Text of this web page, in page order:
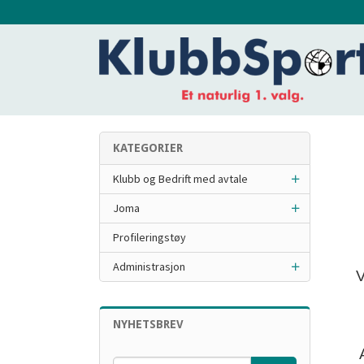
til
KATEGORIER
Klubb og Bedrift med avtale
Joma
Profileringstøy
Administrasjon
NYHETSBREV